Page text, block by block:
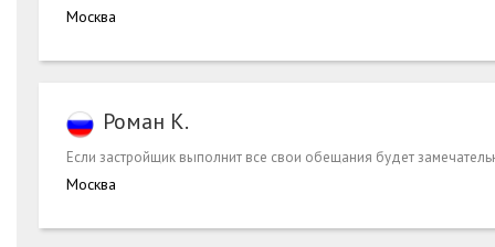
Москва
Роман К.
Если застройщик выполнит все свои обещания будет
Москва